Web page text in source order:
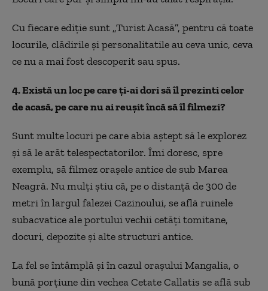
Cu fiecare ediție sunt „Turist Acasă”, pentru că toate
locurile, clădirile și personalitatile au ceva unic, ceva
ce nu a mai fost descoperit sau spus.
4. Există un loc pe care ți-ai dori să îl prezinti celor
de acasă, pe care nu ai reușit încă să îl filmezi?
Sunt multe locuri pe care abia aștept să le explorez
și să le arăt telespectatorilor. Îmi doresc, spre
exemplu, să filmez orașele antice de sub Marea
Neagră. Nu mulți știu că, pe o distanță de 300 de
metri în largul falezei Cazinoului, se află ruinele
subacvatice ale portului vechii cetăți tomitane,
docuri, depozite și alte structuri antice.
La fel se întâmplă și în cazul orașului Mangalia, o
bună porțiune din vechea Cetate Callatis se află sub